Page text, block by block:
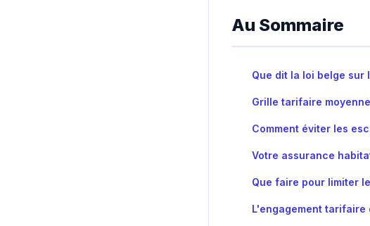
Au Sommaire
Que dit la loi belge sur
Grille tarifaire
Comment éviter les
Votre assurance
Que faire pour limiter
L'engagement tarifaire